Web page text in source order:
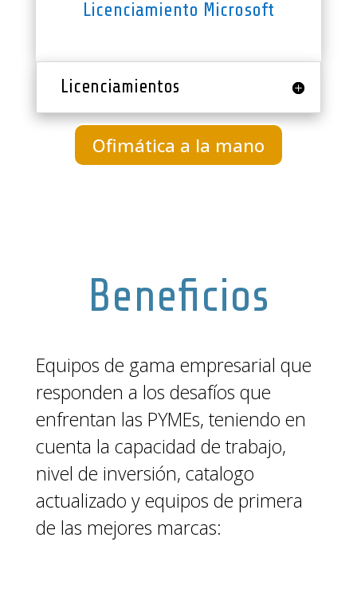
Licenciamiento Microsoft
Licenciamientos
Ofimática a la mano
Beneficios
Equipos de gama empresarial que
responden a los desafíos que
enfrentan las PYMEs, teniendo en
cuenta la capacidad de trabajo,
nivel de inversión, catalogo
actualizado y equipos de primera
de las mejores marcas: